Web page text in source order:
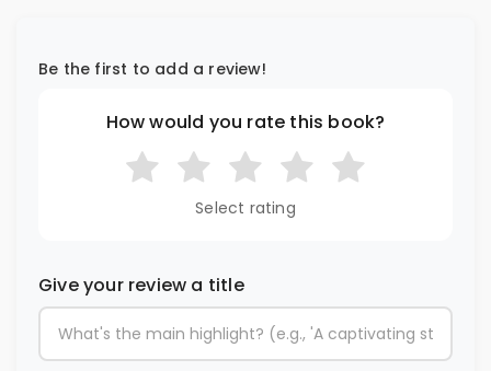
Be the first to add a review!
How would you rate this book?
Select rating
Give your review a title